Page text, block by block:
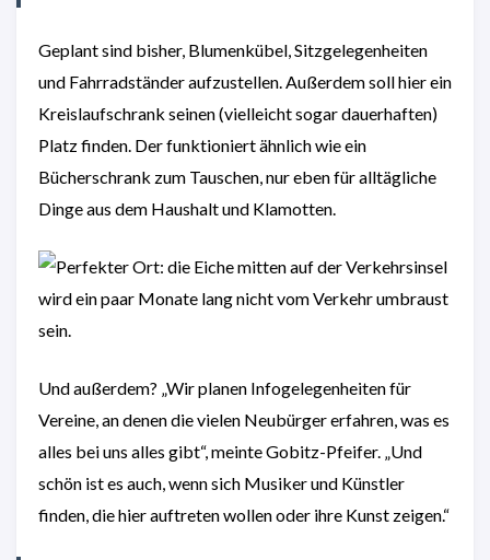
Geplant sind bisher, Blumenkübel, Sitzgelegenheiten
und Fahrradständer aufzustellen. Außerdem soll hier ein
Kreislaufschrank seinen (vielleicht sogar dauerhaften)
Platz finden. Der funktioniert ähnlich wie ein
Bücherschrank zum Tauschen, nur eben für alltägliche
Dinge aus dem Haushalt und Klamotten.
Und außerdem? „Wir planen Infogelegenheiten für
Vereine, an denen die vielen Neubürger erfahren, was es
alles bei uns alles gibt“, meinte Gobitz-Pfeifer. „Und
schön ist es auch, wenn sich Musiker und Künstler
finden, die hier auftreten wollen oder ihre Kunst zeigen.“